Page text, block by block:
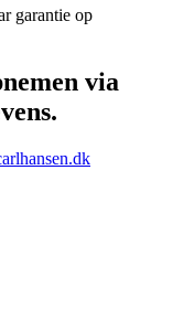
garantie op
via